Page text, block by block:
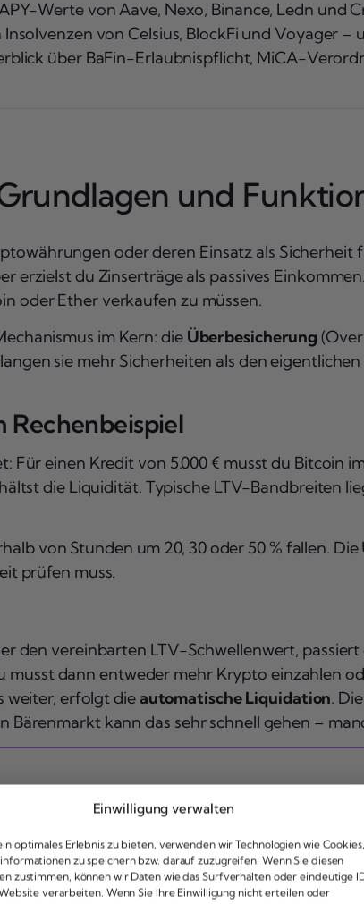
Einwilligung verwalten
optimales Erlebnis zu bieten, verwenden wir Technologien wie Cookies,
zu speichern bzw. darauf zuzugreifen. Wenn Sie diesen
zustimmen, können wir Daten wie das Surfverhalten oder eindeutige
verarbeiten. Wenn Sie Ihre Einwilligung nicht erteilen oder
Werte von Aave, Nexo, Binance, Ledn und
Insolvenzen von Celsius, BlockFi und Voyager –
über BaFin-Erlaubnispflicht, MiCA-
und
oder deren Einsatz als Sicherheit
erzielst du Zinserträge als passives
oder Ether verkaufen zu müssen.
im Kern: die Überbesicherung
sie mehr Sicherheiten als den
Für einen Kredit von 5.000 € musst du Bitcoin
die Liquidität. Typische LTV-Bandbreiten
von Stunden um 20, 30 oder 50 % fallen.
prüfen muss.
den vereinbarten LTV-Schwellenwert,
musst dann entweder mehr Krypto einzahlen
weiter, erfolgt dieautomatische Liquidation.
Bärenmarkt kann das sehr schnell gehen –
von 50 % deiner Sicherheit, um die